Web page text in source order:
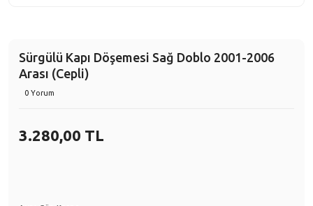
Sürgülü Kapı Döşemesi Sağ Doblo 2001-2006
Arası (Cepli)
0 Yorum
3.280,00 TL